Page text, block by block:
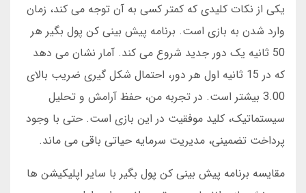
یکی از نکات کلیدی که کمتر کسی به آن توجه می کند، زمان
وارد شدن به بازی است. برنامه پیش بینی کن پول بگیر هر
50 ثانیه یک دور جدید شروع می کند. آمار نشان می دهد
که در 15 ثانیه اول هر دور، احتمال شکل گیری ضریب بالای
3.00 بیشتر است. در تجربه من، حفظ آرامش و تحلیل
سیستماتیک، کلید موفقیت در این بازی است. حتی با وجود
پرداخت تضمینی، مدیریت سرمایه حیاتی باقی می ماند.
مقایسه برنامه پیش بینی کن پول بگیر با سایر اپلیکیشن ها